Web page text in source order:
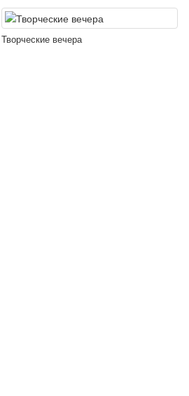
Творческие вечера